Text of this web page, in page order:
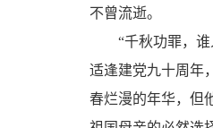
不曾流逝。
“千秋功罪，谁
适逢建党九十周年
春烂漫的年华，但